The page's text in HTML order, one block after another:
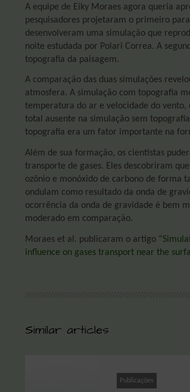
A equipe de Eiky Moraes agora queria
pesquisadores projetaram o primeiro
desenvolveram uma simulação que
noite estudada por Polari Correa. A
topografia da paisagem.
A comparação das duas simulações
atmosfera. A simulação com topografia
temperatura do ar e velocidade do vento,
total ausente na simulação sem
topografia era um fator importante na
Além de sua formação, os cientistas
transporte de gases. Eles descobriram
ozônio e monóxido de carbono de forma
ondulam como resultado da onda de
ocorrência da onda de gravidade é bem
moderado em comparação.
Moraes et al. publicaram o artigo
influence on gases transport near the
Similar articles
Publicações